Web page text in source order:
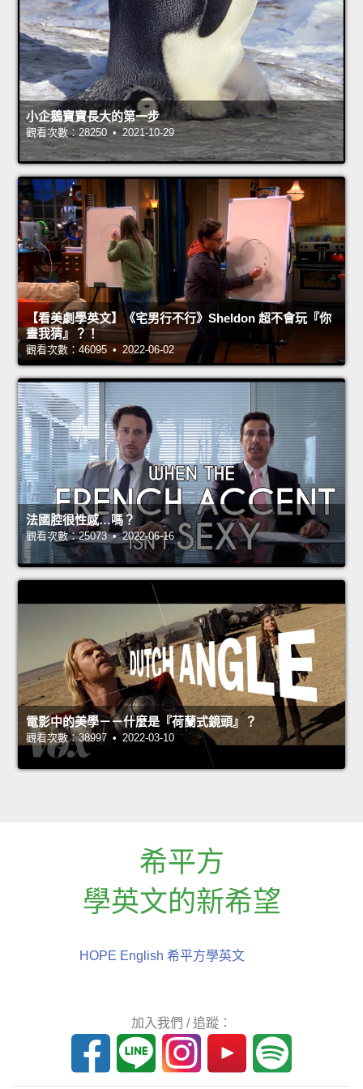
小企鵝寶寶長大的第一步
觀看次數：28250 • 2021-10-29
【看美劇學英文】《宅男行不行》Sheldon 超不會玩『你
畫我猜』？！
觀看次數：46095 • 2022-06-02
法國腔很性感…嗎？
觀看次數：25073 • 2022-06-16
電影中的美學－－什麼是『荷蘭式鏡頭』？
觀看次數：38997 • 2022-03-10
希平方
學英文的新希望
HOPE English 希平方學英文
加入我們 / 追蹤：